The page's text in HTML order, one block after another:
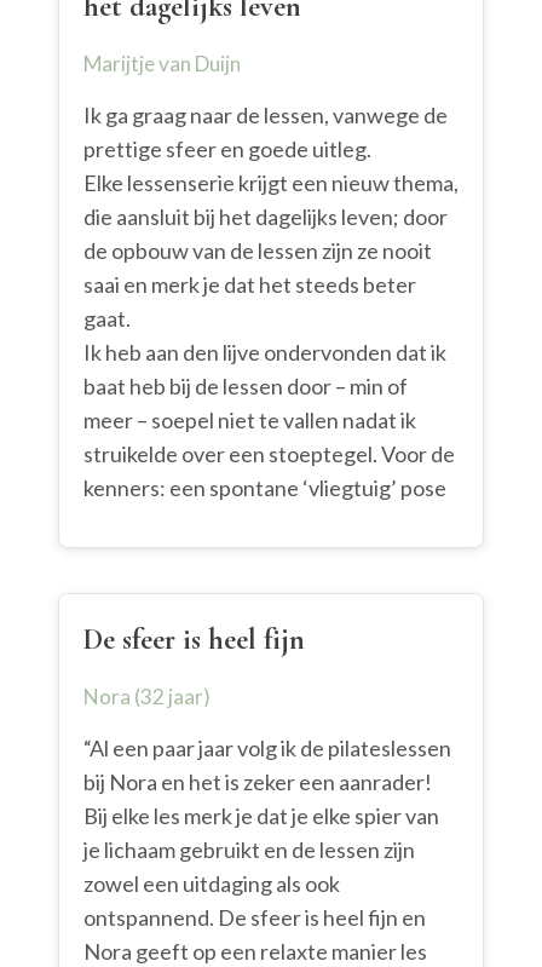
het dagelijks leven
Marijtje van Duijn
Ik ga graag naar de lessen, vanwege de
prettige sfeer en goede uitleg.
Elke lessenserie krijgt een nieuw thema,
die aansluit bij het dagelijks leven; door
de opbouw van de lessen zijn ze nooit
saai en merk je dat het steeds beter
gaat.
Ik heb aan den lijve ondervonden dat ik
baat heb bij de lessen door – min of
meer – soepel niet te vallen nadat ik
struikelde over een stoeptegel. Voor de
kenners: een spontane ‘vliegtuig’ pose
De sfeer is heel fijn
Nora (32 jaar)
“Al een paar jaar volg ik de pilateslessen
bij Nora en het is zeker een aanrader!
Bij elke les merk je dat je elke spier van
je lichaam gebruikt en de lessen zijn
zowel een uitdaging als ook
ontspannend. De sfeer is heel fijn en
Nora geeft op een relaxte manier les